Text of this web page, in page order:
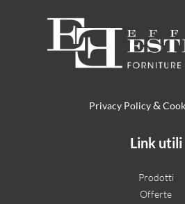
Privacy Policy&
Link utili
Prodotti
Offerte